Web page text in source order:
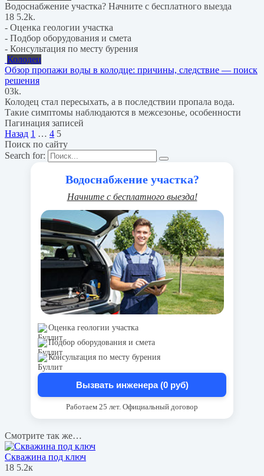
Водоснабжение участка? Начните с бесплатного выезда
18 5.2k.
- Оценка геологии участка
- Подбор оборудования и смета
- Консультация по месту бурения
Колодец
Обзор пропажи воды в колодце: причины, следствие — поиск
решения
03k.
Колодец стал пересыхать, а в последствии пропала вода.
Такие симптомы наблюдаются в межсезонье, особенности
Пагинация записей
Назад 1 … 4 5
Поиск по сайту
Search for:
Водоснабжение участка?
Начните с бесплатного выезда!
Оценка геологии участка
Подбор оборудования и смета
Консультация по месту бурения
Вызвать инженера (0 руб)
Работаем 25 лет. Официальный договор
Смотрите так же…
Скважина под ключ
18 5.2к